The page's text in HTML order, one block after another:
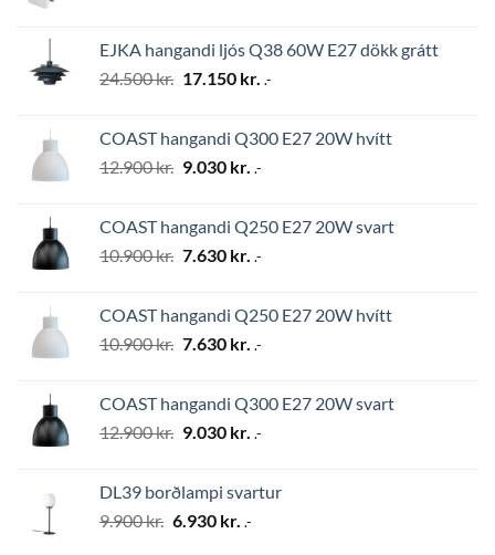
2.794 kr..1.956 kr..
EJKA hangandi ljós Q38 60W E27 dökk grátt
24.500kr. Original
24.500 kr..
17.150 kr. Current
17.150 kr..
.-
COAST hangandi Q300 E27 20W hvítt
12.900kr. Original
12.900 kr..
9.030 kr. Current
9.030 kr..
.-
COAST hangandi Q250 E27 20W svart
10.900kr. Original
10.900 kr..
7.630 kr. Current
7.630 kr..
.-
COAST hangandi Q250 E27 20W hvítt
10.900kr. Original
10.900 kr..
7.630 kr. Current
7.630 kr..
.-
COAST hangandi Q300 E27 20W svart
12.900kr. Original
12.900 kr..
9.030 kr. Current
9.030 kr..
.-
DL39 borðlampi svartur
9.900kr. Original
6.930 kr. Current
.-